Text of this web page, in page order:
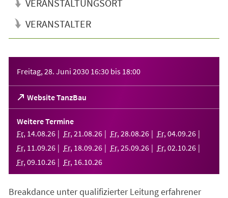
VERANSTALTUNGSORT
VERANSTALTER
Freitag, 28. Juni 2030 16:30 bis 18:00
Website TanzBau
(Öffnet
in
einem
neuen
Tab)
Weitere Termine
Fr, 14.08.26 Fr, 21 .08.26 Fr, 28.08.26 Fr, 04.09.26
Fr, 11 .09.26 Fr, 18.09.26 Fr, 25.09.26 Fr, 02.10.26
Fr, 09.10.26 Fr, 16.10.26
Breakdance unter qualifizierter Leitung erfahrener